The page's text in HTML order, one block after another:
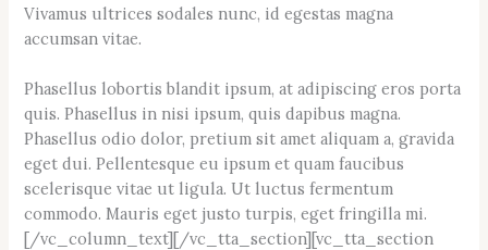
Vivamus ultrices sodales nunc, id egestas magna
accumsan vitae.
Phasellus lobortis blandit ipsum, at adipiscing eros porta
quis. Phasellus in nisi ipsum, quis dapibus magna.
Phasellus odio dolor, pretium sit amet aliquam a, gravida
eget dui. Pellentesque eu ipsum et quam faucibus
scelerisque vitae ut ligula. Ut luctus fermentum
commodo. Mauris eget justo turpis, eget fringilla mi.
[/vc_column_text][/vc_tta_section][vc_tta_section